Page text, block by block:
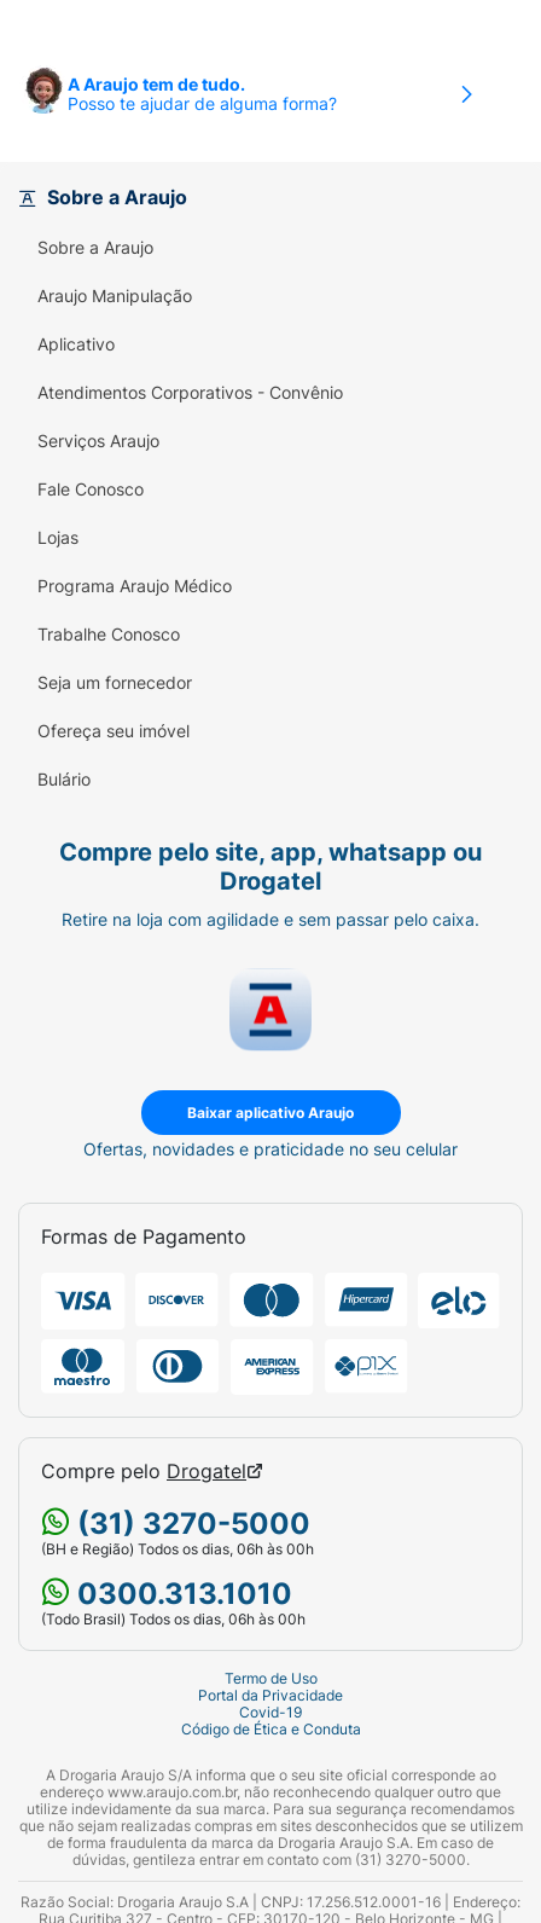
A Araujo tem de tudo.
Posso te ajudar de alguma forma?
Sobre a Araujo
Sobre a Araujo
Araujo Manipulação
Aplicativo
Atendimentos Corporativos - Convênio
Serviços Araujo
Fale Conosco
Lojas
Programa Araujo Médico
Trabalhe Conosco
Seja um fornecedor
Ofereça seu imóvel
Bulário
Compre pelo site, app, whatsapp ou
Drogatel
Retire na loja com agilidade e sem passar pelo caixa.
Baixar aplicativo Araujo
Ofertas, novidades e praticidade no seu celular
Formas de Pagamento
Compre pelo Drogatel
(31) 3270-5000
(BH e Região) Todos os dias, 06h às 00h
0300.313.1010
(Todo Brasil) Todos os dias, 06h às 00h
Termo de Uso
Portal da Privacidade
Covid-19
Código de Ética e Conduta
A Drogaria Araujo S/A informa que o seu site oficial corresponde ao
endereço www.araujo.com.br, não reconhecendo qualquer outro que
utilize indevidamente da sua marca. Para sua segurança recomendamos
que não sejam realizadas compras em sites desconhecidos que se utilizem
de forma fraudulenta da marca da Drogaria Araujo S.A. Em caso de
dúvidas, gentileza entrar em contato com (31) 3270-5000.
Razão Social: Drogaria Araujo S.A | CNPJ: 17.256.512.0001-16 | Endereço:
Rua Curitiba 327 - Centro - CEP: 30170-120 - Belo Horizonte - MG |